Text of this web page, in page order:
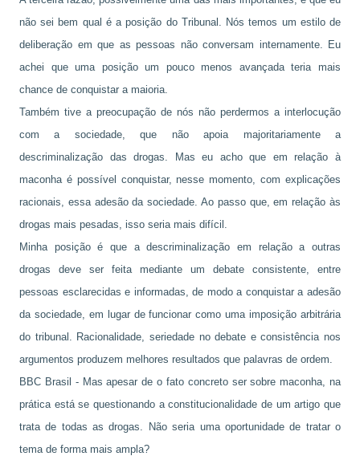
não sei bem qual é a posição do Tribunal. Nós temos um estilo de
deliberação em que as pessoas não conversam internamente. Eu
achei que uma posição um pouco menos avançada teria mais
chance de conquistar a maioria.
Também tive a preocupação de nós não perdermos a interlocução
com a sociedade, que não apoia majoritariamente a
descriminalização das drogas. Mas eu acho que em relação à
maconha é possível conquistar, nesse momento, com explicações
racionais, essa adesão da sociedade. Ao passo que, em relação às
drogas mais pesadas, isso seria mais difícil.
Minha posição é que a descriminalização em relação a outras
drogas deve ser feita mediante um debate consistente, entre
pessoas esclarecidas e informadas, de modo a conquistar a adesão
da sociedade, em lugar de funcionar como uma imposição arbitrária
do tribunal. Racionalidade, seriedade no debate e consistência nos
argumentos produzem melhores resultados que palavras de ordem.
BBC Brasil - Mas apesar de o fato concreto ser sobre maconha, na
prática está se questionando a constitucionalidade de um artigo que
trata de todas as drogas. Não seria uma oportunidade de tratar o
tema de forma mais ampla?